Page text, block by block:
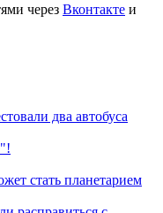
через Вконтакте и
два автобуса
стать планетарием